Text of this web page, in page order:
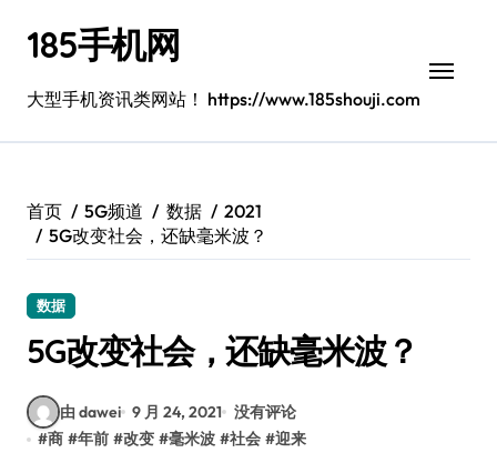
185手机网
大型手机资讯类网站！ https://www.185shouji.com
首页 5G频道 数据
2021
5G改变社会，还缺毫米波？
数据
5G改变社会，还缺毫米波？
由 dawei 9 月 24, 2021 没有评论
#商 #年前 #改变 #毫米波 #社会 #迎来